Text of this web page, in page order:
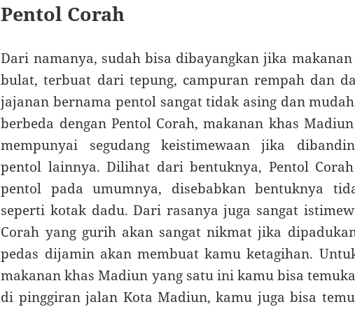
Pentol Corah
Dari namanya, sudah bisa dibayangkan jika
bulat, terbuat dari tepung, campuran rempah dan
jajanan bernama pentol sangat tidak asing dan
berbeda dengan Pentol Corah, makanan khas
mempunyai segudang keistimewaan jika
pentol lainnya. Dilihat dari bentuknya, Pentol
pentol pada umumnya, disebabkan bentuknya
seperti kotak dadu. Dari rasanya juga sangat
Corah yang gurih akan sangat nikmat jika
pedas dijamin akan membuat kamu ketagihan.
makanan khas Madiun yang satu ini kamu bisa
di pinggiran jalan Kota Madiun, kamu juga bisa